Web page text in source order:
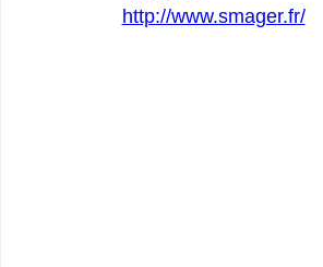
http://www.smager.fr/